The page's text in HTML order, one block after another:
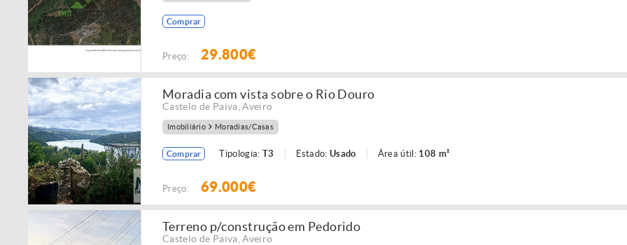
Comprar
Preço: 29.800€
Moradia com vista sobre o Rio Douro
Castelo de Paiva ,Aveiro
Imobiliário Moradias/Casas
Comprar Tipologia: T3 Estado:Usado Área útil: 108 m²
Preço: 69.000€
Terreno p/construção em Pedorido
Castelo de Paiva ,Aveiro